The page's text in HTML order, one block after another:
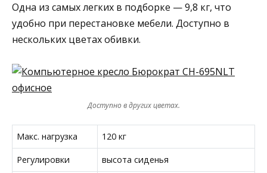
Одна из самых легких в подборке — 9,8 кг, что
удобно при перестановке мебели. Доступно в
нескольких цветах обивки.
Доступно в других цветах.
Макс. нагрузка 120 кг
Регулировки высота сиденья